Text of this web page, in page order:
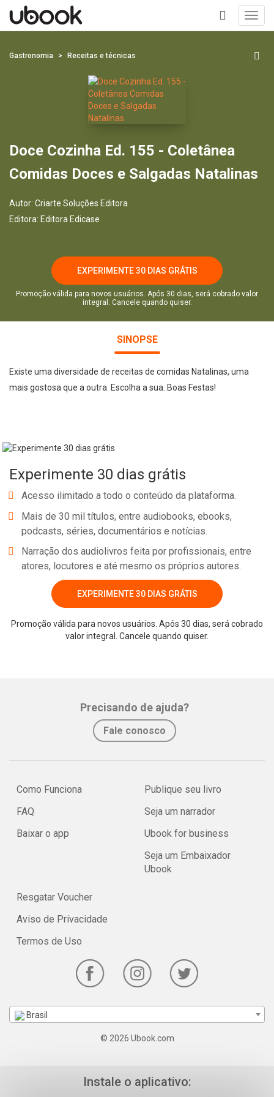
+
Gastronomia Receitas e técnicas
Doce Cozinha Ed. 155 - Coletânea
Comidas Doces e Salgadas Natalinas
Autor: Criarte Soluções Editora
Editora: Editora Edicase
EXPERIMENTE 30 DIAS GRÁTIS
Promoção válida para novos usuários. Após 30 dias, será cobrado valor
integral. Cancele quando quiser.
SINOPSE
Existe uma diversidade de receitas de comidas Natalinas, uma
mais gostosa que a outra. Escolha a sua. Boas Festas!
Experimente 30 dias grátis
Acesso ilimitado a todo o conteúdo da plataforma.
Mais de 30 mil títulos, entre audiobooks, ebooks,
podcasts, séries, documentários e notícias.
Narração dos audiolivros feita por profissionais, entre
atores, locutores e até mesmo os próprios autores.
EXPERIMENTE 30 DIAS GRÁTIS
Promoção válida para novos usuários. Após 30 dias, será cobrado
valor integral. Cancele quando quiser.
Precisando de ajuda?
Fale conosco
Como Funciona
FAQ
Baixar o app
Publique seu livro
Seja um narrador
Ubook for business
Seja um Embaixador
Ubook
Resgatar Voucher
Aviso de Privacidade
Termos de Uso
Brasil
© 2026 Ubook.com
Instale o aplicativo: